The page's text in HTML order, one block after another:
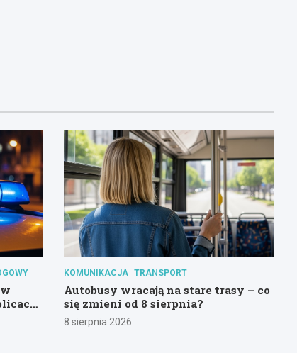
KOMUNIKACJA TRANSPORT
Autobusy wracają na stare trasy – co
się zmieni od 8 sierpnia?
8 sierpnia 2026